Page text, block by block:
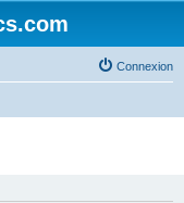
Connexion